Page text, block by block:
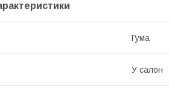
Гума
У салон